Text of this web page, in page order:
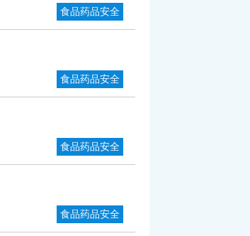
食品药品安全
食品药品安全
食品药品安全
食品药品安全